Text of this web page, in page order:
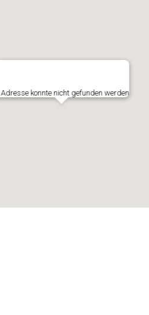
Adresse konnte nicht gefunden werden